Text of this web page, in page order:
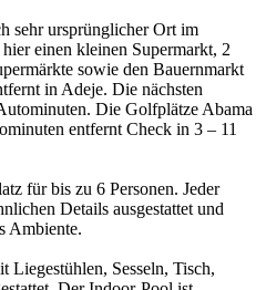
sehr ursprünglicher Ort im
einen kleinen Supermarkt, 2
sowie den Bauernmarkt
in Adeje. Die nächsten
Die Golfplätze Abama
entfernt Check in 3 – 11
für bis zu 6 Personen. Jeder
Details ausgestattet und
Ambiente.
Liegestühlen, Sesseln, Tisch,